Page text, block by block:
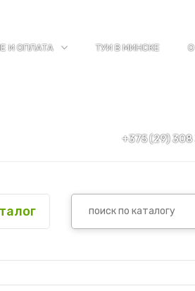
И ОПЛАТА ТУИ В МИНСКЕ
+375 (29)